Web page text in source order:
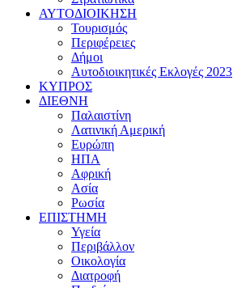
ΑΥΤΟΔΙΟΙΚΗΣΗ
Τουρισμός
Περιφέρειες
Δήμοι
Αυτοδιοικητικές Εκλογές 2023
ΚΥΠΡΟΣ
ΔΙΕΘΝΗ
Παλαιστίνη
Λατινική Αμερική
Ευρώπη
ΗΠΑ
Αφρική
Ασία
Ρωσία
ΕΠΙΣΤΗΜΗ
Υγεία
Περιβάλλον
Οικολογία
Διατροφή